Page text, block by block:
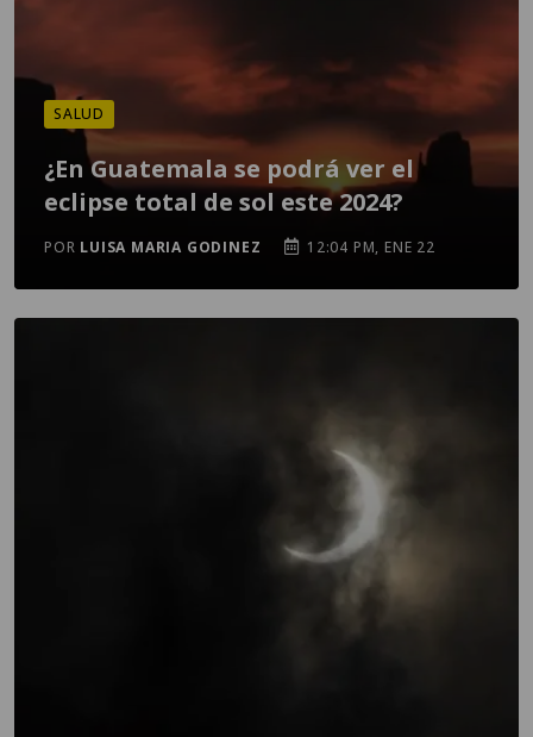
SALUD
¿En Guatemala se podrá ver el
eclipse total de sol este 2024?
POR LUISA MARIA GODINEZ 12:04 PM, ENE 22